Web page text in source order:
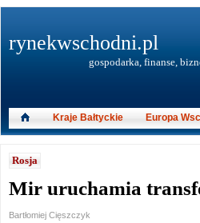
Rosja
Mir uruchamia
Bartłomiej Cięszczyk
rynekwschodni.pl
gospodarka, finanse,
Kraje Bałtyckie Europa